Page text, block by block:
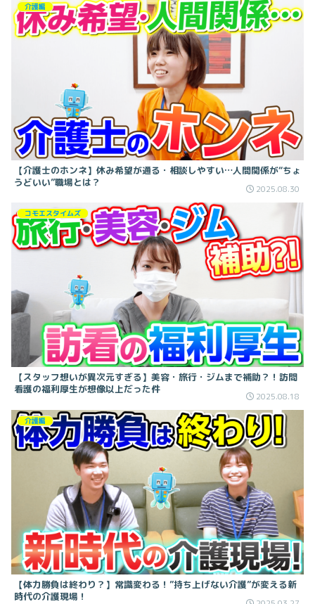
介護編
【介護士のホンネ】休み希望が通る・相談しやすい…人間関係が“ちょ
うどいい”職場とは？
2025.08.30
コモエスタイムズ
【スタッフ想いが異次元すぎる】美容・旅行・ジムまで補助？！訪問
看護の福利厚生が想像以上だった件
2025.08.18
介護編
【体力勝負は終わり？】常識変わる！”持ち上げない介護”が変える新
時代の介護現場！